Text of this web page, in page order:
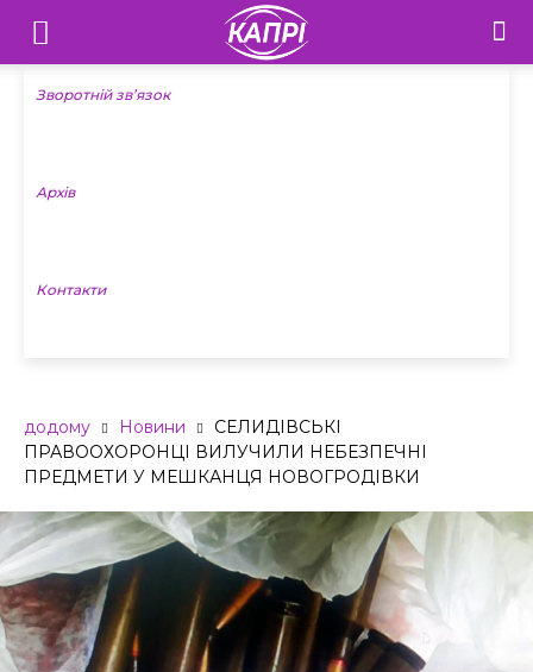
Телебачення
«Капрі»
Новини
Зворотній зв’язок
Архів
Контакти
додому Новини
СЕЛИДІВСЬКІ
ПРАВООХОРОНЦІ ВИЛУЧИЛИ НЕБЕЗПЕЧНІ
ПРЕДМЕТИ У МЕШКАНЦЯ НОВОГРОДІВКИ